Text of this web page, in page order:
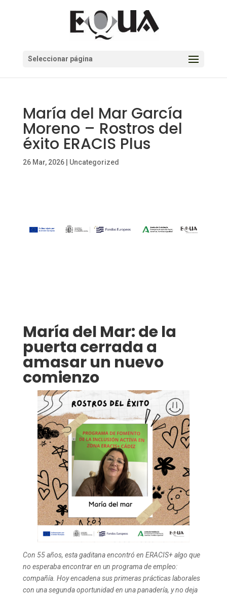
Seleccionar página
María del Mar García
Moreno – Rostros del
éxito ERACIS Plus
26 Mar, 2026| Uncategorized
María del Mar: de la
puerta cerrada a
amasar un nuevo
comienzo
Con 55 años, esta gaditana encontró en ERACIS+ algo que
no esperaba encontrar en un programa de empleo:
compañía. Hoy encadena sus primeras prácticas laborales
con una segunda oportunidad en una panadería, y no deja